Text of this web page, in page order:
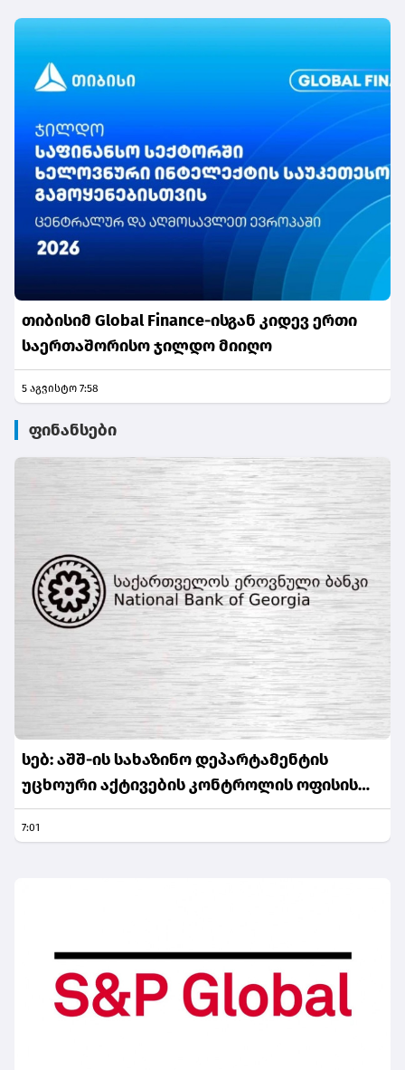
თიბისიმ Global Finance-ისგან კიდევ ერთი
საერთაშორისო ჯილდო მიიღო
5 აგვისტო 7:58
ფინანსები
სებ: აშშ-ის სახაზინო დეპარტამენტის
უცხოური აქტივების კონტროლის ოფისის
(OFAC) მიერ სანქცირებული პირი არ
წარმოადგენს საქართველოს ეროვნული
7:01